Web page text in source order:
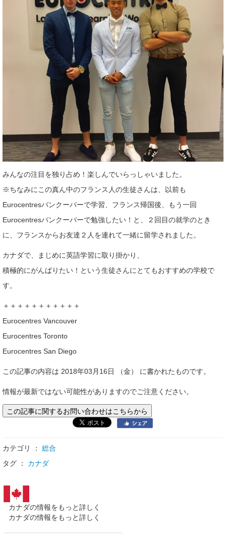
みんなの注目を独り占め！楽しんでいらっしゃいました。
※ちなみにこの真ん中のフランス人の生徒さんは、以前も
Eurocentresバンクーバーで学習、フランス帰国後、もう一回
Eurocentresバンクーバーで勉強したい！と、２回目の就学のとき
に、フランスからお友達２人を連れて一緒に留学されました。
カナダで、まじめに英語学習に取り掛かり、
積極的にがんばりたい！という生徒さんにとてもおすすめの学校で
す。
＋＋＋＋＋＋＋＋＋＋＋
Eurocentres Vancouver
Eurocentres Toronto
Eurocentres San Diego
この記事の内容は 2018年03月16日 （金） に書かれたものです。
情報が最新ではない可能性がありますのでご注意ください。
この記事に関するお問い合わせはこちらから
カテゴリ ： 総合
タグ ： カナダ
カナダの情報をもっと詳しく
カナダの情報をもっと詳しく